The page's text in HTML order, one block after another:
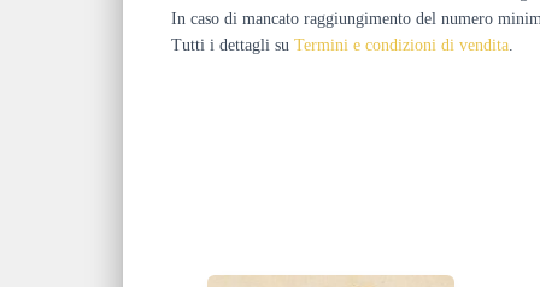
In caso di mancato raggiungimento del numero
Tutti i dettagli su Termini e condizioni di vendita.